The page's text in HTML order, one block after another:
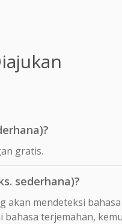
gratis.
sederhana)?
mendeteksi
bahasa terjemahan,